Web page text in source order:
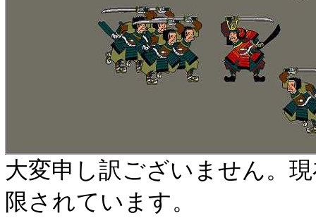
大変申し訳ございません。
限されています。